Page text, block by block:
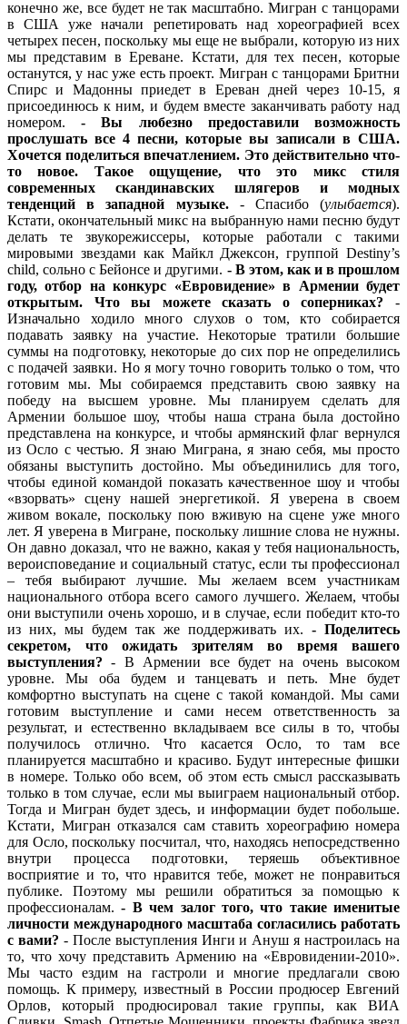
конечно же, все будет не так масштабно. Мигран с танцорами
в США уже начали репетировать над хореографией всех
четырех песен, поскольку мы еще не выбрали, которую из них
мы представим в Ереване. Кстати, для тех песен, которые
останутся, у нас уже есть проект. Мигран с танцорами Бритни
Спирс и Мадонны приедет в Ереван дней через 10-15, я
присоединюсь к ним, и будем вместе заканчивать работу над
номером.- Вы любезно предоставили возможность
прослушать все 4 песни, которые вы записали в США.
Хочется поделиться впечатлением. Это действительно что-
то новое. Такое ощущение, что это микс стиля
современных скандинавских шлягеров и модных
тенденций в западной музыке.- Спасибо (улыбается).
Кстати, окончательный микс на выбранную нами песню будут
делать те звукорежиссеры, которые работали с такими
мировыми звездами как Майкл Джексон, группой Destiny’s
child, сольно с Бейонсе и другими. - В этом, как и в прошлом
году, отбор на конкурс «Евровидение» в Армении будет
открытым. Что вы можете сказать о соперниках? -
Изначально ходило много слухов о том, кто собирается
подавать заявку на участие. Некоторые тратили большие
суммы на подготовку, некоторые до сих пор не определились
с подачей заявки. Но я могу точно говорить только о том, что
готовим мы. Мы собираемся представить свою заявку на
победу на высшем уровне. Мы планируем сделать для
Армении большое шоу, чтобы наша страна была достойно
представлена на конкурсе, и чтобы армянский флаг вернулся
из Осло с честью. Я знаю Миграна, я знаю себя, мы просто
обязаны выступить достойно. Мы объединились для того,
чтобы единой командой показать качественное шоу и чтобы
«взорвать» сцену нашей энергетикой. Я уверена в своем
живом вокале, поскольку пою вживую на сцене уже много
лет. Я уверена в Мигране, поскольку лишние слова не нужны.
Он давно доказал, что не важно, какая у тебя национальность,
вероисповедание и социальный статус, если ты профессионал
– тебя выбирают лучшие. Мы желаем всем участникам
национального отбора всего самого лучшего. Желаем, чтобы
они выступили очень хорошо, и в случае, если победит кто-то
из них, мы будем так же поддерживать их. - Поделитесь
секретом, что ожидать зрителям во время вашего
выступления? - В Армении все будет на очень высоком
уровне. Мы оба будем и танцевать и петь. Мне будет
комфортно выступать на сцене с такой командой. Мы сами
готовим выступление и сами несем ответственность за
результат, и естественно вкладываем все силы в то, чтобы
получилось отлично. Что касается Осло, то там все
планируется масштабно и красиво. Будут интересные фишки
в номере. Только обо всем, об этом есть смысл рассказывать
только в том случае, если мы выиграем национальный отбор.
Тогда и Мигран будет здесь, и информации будет побольше.
Кстати, Мигран отказался сам ставить хореографию номера
для Осло, поскольку посчитал, что, находясь непосредственно
внутри процесса подготовки, теряешь объективное
восприятие и то, что нравится тебе, может не понравиться
публике. Поэтому мы решили обратиться за помощью к
профессионалам.- В чем залог того, что такие именитые
личности международного масштаба согласились работать
с вами? - После выступления Инги и Ануш я настроилась на
то, что хочу представить Армению на «Евровидении-2010».
Мы часто ездим на гастроли и многие предлагали свою
помощь. К примеру, известный в России продюсер Евгений
Орлов, который продюсировал такие группы, как ВИА